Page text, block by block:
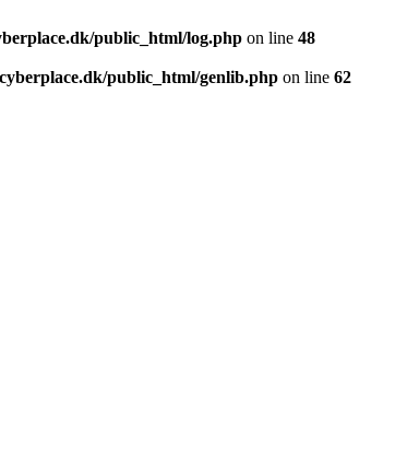
public_html/log.php on line 48
public_html/genlib.php on line 62